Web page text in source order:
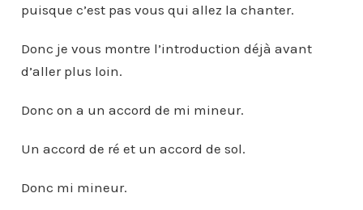
puisque c’est pas vous qui allez la chanter.
Donc je vous montre l’introduction déjà avant
d’aller plus loin.
Donc on a un accord de mi mineur.
Un accord de ré et un accord de sol.
Donc mi mineur.